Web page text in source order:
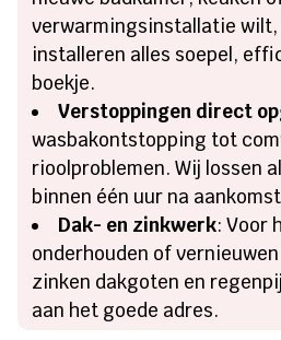
verwarmingsinstallatie wilt,
installeren alles soepel,
boekje.
Verstoppingen direct
wasbakontstopping tot
rioolproblemen. Wij lossen
binnen één uur na
Dak- en zinkwerk: Voor
onderhouden of
zinken dakgoten en
aan het goede adres.